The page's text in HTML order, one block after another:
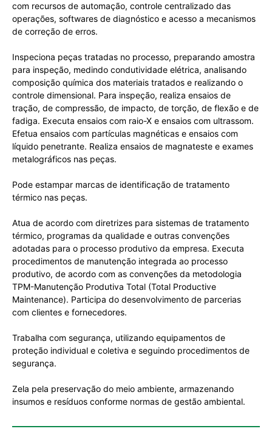
com recursos de automação, controle centralizado das
operações, softwares de diagnóstico e acesso a mecanismos
de correção de erros.
Inspeciona peças tratadas no processo, preparando amostra
para inspeção, medindo condutividade elétrica, analisando
composição química dos materiais tratados e realizando o
controle dimensional. Para inspeção, realiza ensaios de
tração, de compressão, de impacto, de torção, de flexão e de
fadiga. Executa ensaios com raio-X e ensaios com ultrassom.
Efetua ensaios com partículas magnéticas e ensaios com
líquido penetrante. Realiza ensaios de magnateste e exames
metalográficos nas peças.
Pode estampar marcas de identificação de tratamento
térmico nas peças.
Atua de acordo com diretrizes para sistemas de tratamento
térmico, programas da qualidade e outras convenções
adotadas para o processo produtivo da empresa. Executa
procedimentos de manutenção integrada ao processo
produtivo, de acordo com as convenções da metodologia
TPM-Manutenção Produtiva Total (Total Productive
Maintenance). Participa do desenvolvimento de parcerias
com clientes e fornecedores.
Trabalha com segurança, utilizando equipamentos de
proteção individual e coletiva e seguindo procedimentos de
segurança.
Zela pela preservação do meio ambiente, armazenando
insumos e resíduos conforme normas de gestão ambiental.